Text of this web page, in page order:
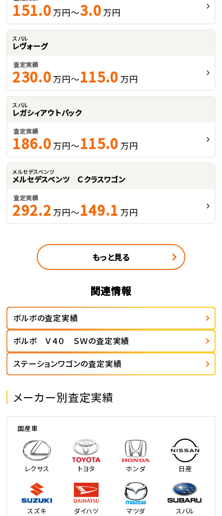
151.0 万円～3.0 万円
スバル
レヴォーグ
査定実績
230.0 万円～115.0 万円
スバル
レガシィアウトバック
査定実績
186.0 万円～115.0 万円
メルセデスベンツ
メルセデスベンツ Ｃクラスワゴン
査定実績
292.2 万円～149.1 万円
もっと見る
関連情報
ボルボの査定実績
ボルボ Ｖ４０ ＳＷの査定実績
ステーションワゴンの査定実績
メーカー別査定実績
国産車
レクサス トヨタ ホンダ 日産
スズキ ダイハツ マツダ スバル